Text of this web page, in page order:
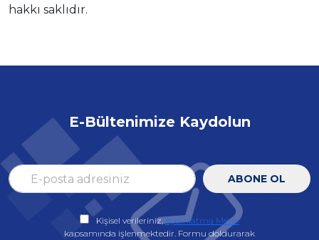
hakkı saklıdır.
E-Bültenimize Kaydolun
ABONE OL
Kişisel verileriniz, Aydınlatma Metni
kapsamında işlenmektedir. Formu doldurarak